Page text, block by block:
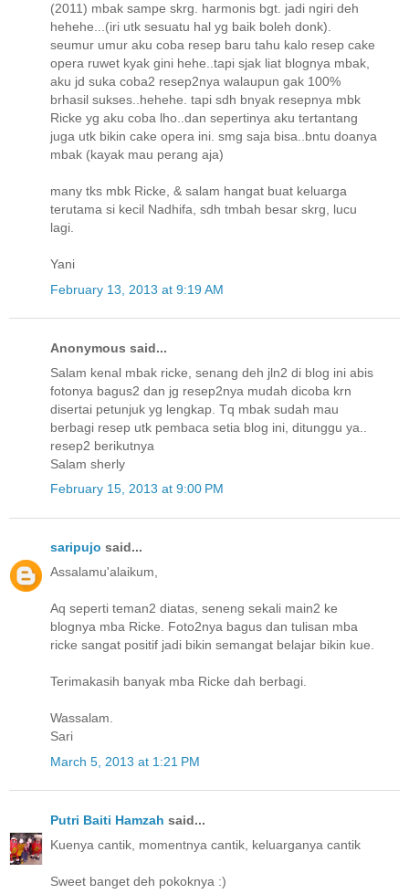
(2011) mbak sampe skrg. harmonis bgt. jadi ngiri deh
hehehe...(iri utk sesuatu hal yg baik boleh donk).
seumur umur aku coba resep baru tahu kalo resep cake
opera ruwet kyak gini hehe..tapi sjak liat blognya mbak,
aku jd suka coba2 resep2nya walaupun gak 100%
brhasil sukses..hehehe. tapi sdh bnyak resepnya mbk
Ricke yg aku coba lho..dan sepertinya aku tertantang
juga utk bikin cake opera ini. smg saja bisa..bntu doanya
mbak (kayak mau perang aja)
many tks mbk Ricke, & salam hangat buat keluarga
terutama si kecil Nadhifa, sdh tmbah besar skrg, lucu
lagi.
Yani
February 13, 2013 at 9:19 AM
Anonymous said...
Salam kenal mbak ricke, senang deh jln2 di blog ini abis
fotonya bagus2 dan jg resep2nya mudah dicoba krn
disertai petunjuk yg lengkap. Tq mbak sudah mau
berbagi resep utk pembaca setia blog ini, ditunggu ya..
resep2 berikutnya
Salam sherly
February 15, 2013 at 9:00 PM
saripujo said...
Assalamu'alaikum,
Aq seperti teman2 diatas, seneng sekali main2 ke
blognya mba Ricke. Foto2nya bagus dan tulisan mba
ricke sangat positif jadi bikin semangat belajar bikin kue.
Terimakasih banyak mba Ricke dah berbagi.
Wassalam.
Sari
March 5, 2013 at 1:21 PM
Putri Baiti Hamzah said...
Kuenya cantik, momentnya cantik, keluarganya cantik
Sweet banget deh pokoknya :)